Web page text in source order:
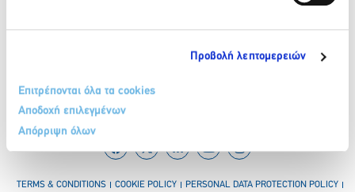
Προβολή λεπτομερειών
Επιτρέπονται όλα τα cookies
Αποδοχή επιλεγμένων
Απόρριψη όλων
TERMS & CONDITIONS COOKIE POLICY PERSONAL DATA PROTECTION POLICY